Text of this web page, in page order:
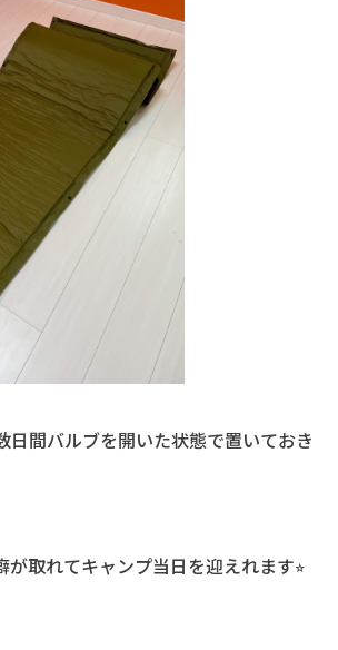
日間バルブを開いた状態で置いておき
が取れてキャンプ当日を迎えれます⭐︎